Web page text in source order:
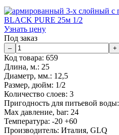
Узнать цену
Под заказ
Код товара: 659
Длина, м.: 25
Диаметр, мм.: 12,5
Размер, дюйм: 1/2
Количество слоев: 3
Пригодность для питьевой воды:
Max давление, bar: 24
Температура: -20 +60
Производитель: Италия, GLQ